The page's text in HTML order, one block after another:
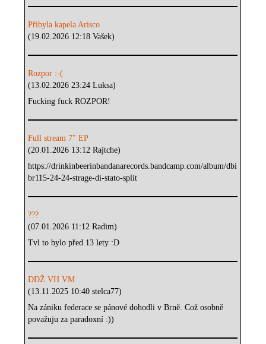
Přibyla kapela Arisco
(19.02.2026 12:18 Vašek)
Rozpor :-(
(13.02.2026 23:24 Luksa)
Fucking fuck ROZPOR!
Full stream 7" EP
(20.01.2026 13:12 Rajtche)
https://drinkinbeerinbandanarecords.bandcamp.com/album/dbi
br115-24-24-strage-di-stato-split
???
(07.01.2026 11:12 Radim)
Tvl to bylo před 13 lety :D
DDŽ VH VM
(13.11.2025 10:40 stelca77)
Na zániku federace se pánové dohodli v Brně. Což osobně
považuju za paradoxní :))